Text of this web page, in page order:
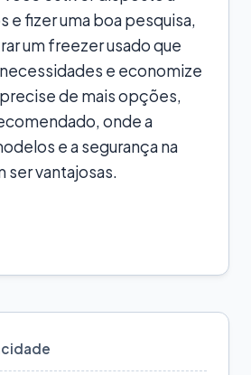
e fizer uma boa pesquisa,
um freezer usado que
e economize
de mais opções,
onde a
e a segurança na
vantajosas.